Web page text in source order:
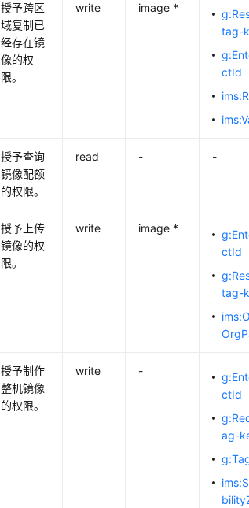
授予跨区
域复制已
经存在镜
像的权
限。
write image *
tag-
ctId
授予查询
镜像配额
的权限。
read - -
授予上传
镜像的权
限。
write image *
ctId
tag-
授予制作
整机镜像
的权限。
write -
ctId
ag-